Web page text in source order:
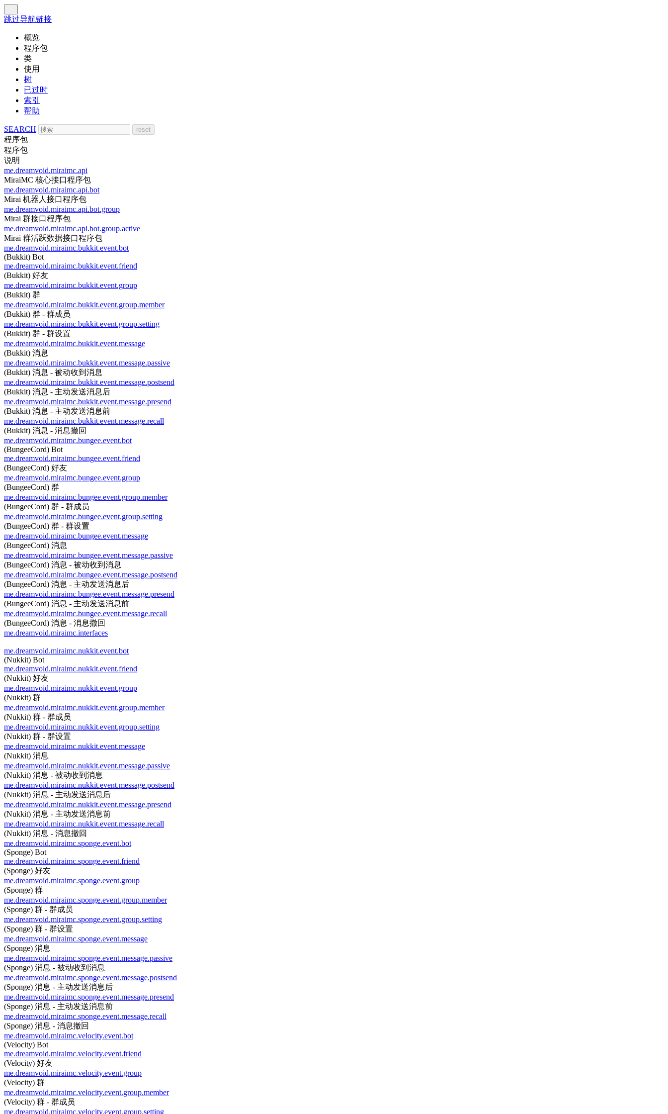
跳过导航链接
概览
程序包
类
使用
树
已过时
索引
帮助
SEARCH
程序包
程序包
说明
me.dreamvoid.miraimc.api
MiraiMC 核心接口程序包
me.dreamvoid.miraimc.api.bot
Mirai 机器人接口程序包
me.dreamvoid.miraimc.api.bot.group
Mirai 群接口程序包
me.dreamvoid.miraimc.api.bot.group.active
Mirai 群活跃数据接口程序包
me.dreamvoid.miraimc.bukkit.event.bot
(Bukkit) Bot
me.dreamvoid.miraimc.bukkit.event.friend
(Bukkit) 好友
me.dreamvoid.miraimc.bukkit.event.group
(Bukkit) 群
me.dreamvoid.miraimc.bukkit.event.group.member
(Bukkit) 群 - 群成员
me.dreamvoid.miraimc.bukkit.event.group.setting
(Bukkit) 群 - 群设置
me.dreamvoid.miraimc.bukkit.event.message
(Bukkit) 消息
me.dreamvoid.miraimc.bukkit.event.message.passive
(Bukkit) 消息 - 被动收到消息
me.dreamvoid.miraimc.bukkit.event.message.postsend
(Bukkit) 消息 - 主动发送消息后
me.dreamvoid.miraimc.bukkit.event.message.presend
(Bukkit) 消息 - 主动发送消息前
me.dreamvoid.miraimc.bukkit.event.message.recall
(Bukkit) 消息 - 消息撤回
me.dreamvoid.miraimc.bungee.event.bot
(BungeeCord) Bot
me.dreamvoid.miraimc.bungee.event.friend
(BungeeCord) 好友
me.dreamvoid.miraimc.bungee.event.group
(BungeeCord) 群
me.dreamvoid.miraimc.bungee.event.group.member
(BungeeCord) 群 - 群成员
me.dreamvoid.miraimc.bungee.event.group.setting
(BungeeCord) 群 - 群设置
me.dreamvoid.miraimc.bungee.event.message
(BungeeCord) 消息
me.dreamvoid.miraimc.bungee.event.message.passive
(BungeeCord) 消息 - 被动收到消息
me.dreamvoid.miraimc.bungee.event.message.postsend
(BungeeCord) 消息 - 主动发送消息后
me.dreamvoid.miraimc.bungee.event.message.presend
(BungeeCord) 消息 - 主动发送消息前
me.dreamvoid.miraimc.bungee.event.message.recall
(BungeeCord) 消息 - 消息撤回
me.dreamvoid.miraimc.interfaces
me.dreamvoid.miraimc.nukkit.event.bot
(Nukkit) Bot
me.dreamvoid.miraimc.nukkit.event.friend
(Nukkit) 好友
me.dreamvoid.miraimc.nukkit.event.group
(Nukkit) 群
me.dreamvoid.miraimc.nukkit.event.group.member
(Nukkit) 群 - 群成员
me.dreamvoid.miraimc.nukkit.event.group.setting
(Nukkit) 群 - 群设置
me.dreamvoid.miraimc.nukkit.event.message
(Nukkit) 消息
me.dreamvoid.miraimc.nukkit.event.message.passive
(Nukkit) 消息 - 被动收到消息
me.dreamvoid.miraimc.nukkit.event.message.postsend
(Nukkit) 消息 - 主动发送消息后
me.dreamvoid.miraimc.nukkit.event.message.presend
(Nukkit) 消息 - 主动发送消息前
me.dreamvoid.miraimc.nukkit.event.message.recall
(Nukkit) 消息 - 消息撤回
me.dreamvoid.miraimc.sponge.event.bot
(Sponge) Bot
me.dreamvoid.miraimc.sponge.event.friend
(Sponge) 好友
me.dreamvoid.miraimc.sponge.event.group
(Sponge) 群
me.dreamvoid.miraimc.sponge.event.group.member
(Sponge) 群 - 群成员
me.dreamvoid.miraimc.sponge.event.group.setting
(Sponge) 群 - 群设置
me.dreamvoid.miraimc.sponge.event.message
(Sponge) 消息
me.dreamvoid.miraimc.sponge.event.message.passive
(Sponge) 消息 - 被动收到消息
me.dreamvoid.miraimc.sponge.event.message.postsend
(Sponge) 消息 - 主动发送消息后
me.dreamvoid.miraimc.sponge.event.message.presend
(Sponge) 消息 - 主动发送消息前
me.dreamvoid.miraimc.sponge.event.message.recall
(Sponge) 消息 - 消息撤回
me.dreamvoid.miraimc.velocity.event.bot
(Velocity) Bot
me.dreamvoid.miraimc.velocity.event.friend
(Velocity) 好友
me.dreamvoid.miraimc.velocity.event.group
(Velocity) 群
me.dreamvoid.miraimc.velocity.event.group.member
(Velocity) 群 - 群成员
me.dreamvoid.miraimc.velocity.event.group.setting